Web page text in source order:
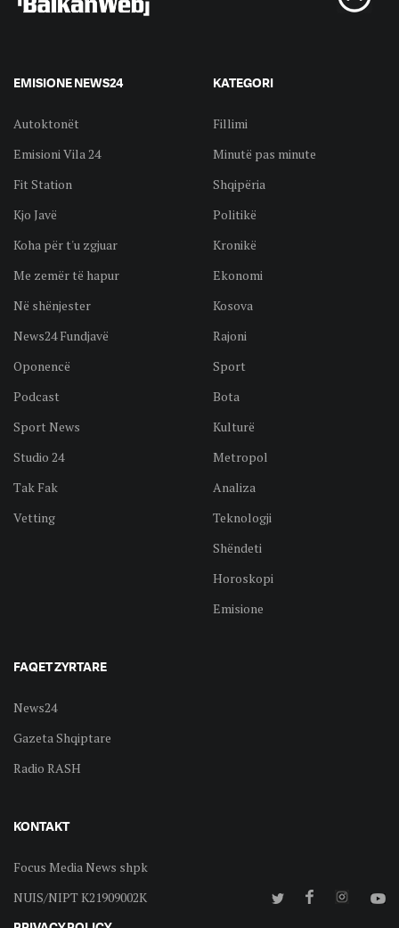
EMISIONE NEWS24
Autoktonët
Emisioni Vila 24
Fit Station
Kjo Javë
Koha për t'u zgjuar
Me zemër të hapur
Në shënjester
News24 Fundjavë
Oponencë
Podcast
Sport News
Studio 24
Tak Fak
Vetting
KATEGORI
Fillimi
Minutë pas minute
Shqipëria
Politikë
Kronikë
Ekonomi
Kosova
Rajoni
Sport
Bota
Kulturë
Metropol
Analiza
Teknologji
Shëndeti
Horoskopi
Emisione
FAQET ZYRTARE
News24
Gazeta Shqiptare
Radio RASH
KONTAKT
Focus Media News shpk
NUIS/NIPT K21909002K